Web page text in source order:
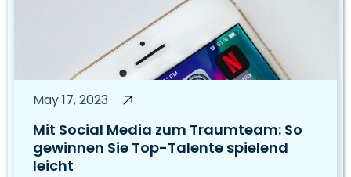
May 17, 2023
Mit Social Media zum Traumteam: So
gewinnen Sie Top-Talente spielend
leicht